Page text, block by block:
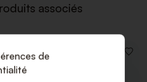
associés
de